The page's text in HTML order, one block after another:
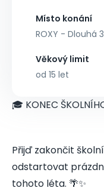
Místo konání
ROXY - Dlouhá
Věkový limit
od 15 let
🎓 KONEC
Přijď zakončit
odstartovat
tohoto léta. 🌴✨